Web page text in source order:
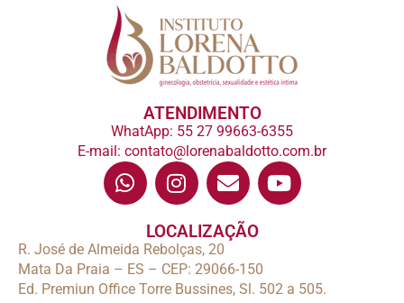
ATENDIMENTO
WhatApp: 55 27 99663-6355
E-mail: contato@lorenabaldotto.com.br
LOCALIZAÇÃO
R. José de Almeida Rebolças, 20
Mata Da Praia – ES – CEP: 29066-150
Ed. Premiun Office Torre Bussines, Sl. 502 a 505.